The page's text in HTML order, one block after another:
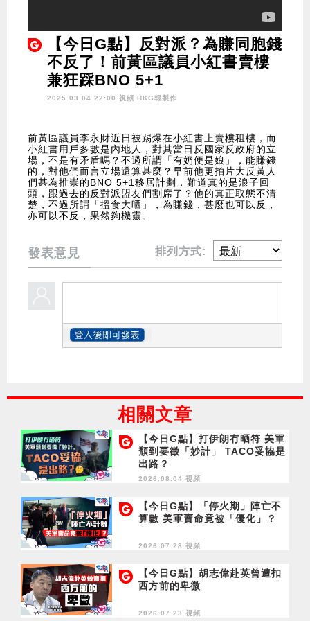
【今日G點】反對派？為賺同胞錢
不反了！前黃區議員小紅書賣樓
兼狂踩BNO 5+1
2025.03.04 22:00 視頻 HKG報製作
前黃區議員李永財近日被踢爆在小紅書上賣樓租樓，而
小紅書用戶多數是內地人，對其當日反國家反政府的立
場，不是有矛盾嗎？不過所謂「有奶便是娘」，能賺錢
的，對他們而言立場還算甚麼？早前他更拍片大反黃人
們甚為推崇的BNO 5+1移居計劃，難道真的是浪子回
頭，跟過去的反對派盟友們割席了？他的真正取態不清
楚，不過所謂「搵食大晒」，為賺錢，甚麼也可以反，
亦可以不反，果然夠機靈。
發表意見 排列方式:
相關文章
【今日G點】打伊朗冇晒符 美軍
頹到要徵「妙計」 TACO妥協是
出路？
2026.08.04 視頻
【今日G點】「停火期」陣亡不
算數 美軍賣命竟被「優化」？
2026.07.28 視頻
【今日G點】胡志偉赴英曾遭扣
西方前的卑微
2026.07.23 視頻